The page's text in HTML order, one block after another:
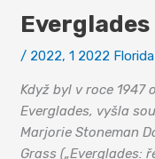
Everglades
/ 2022,1 2022 Florida
Když byl v roce
Everglades, vyšla
Marjorie Stoneman
Grass („Everglades: